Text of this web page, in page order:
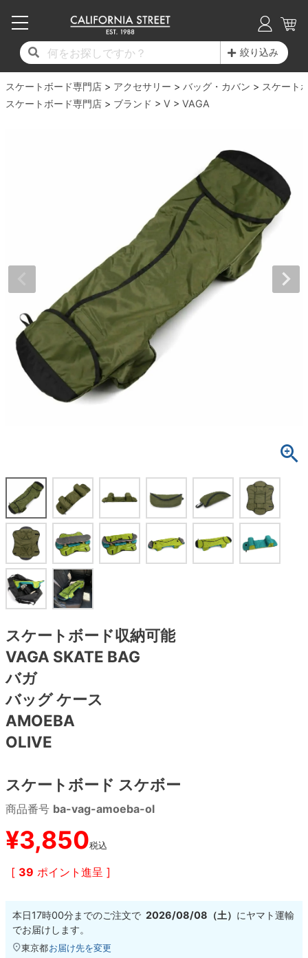
絞り込み
スケートボード専門店 アクセサリー バッグ・カバン
スケート
スケートボード専門店
ブランド V VAGA
スケートボード収納可能
VAGA SKATE BAG
バガ
バッグ ケース
AMOEBA
OLIVE
スケートボード スケボー
商品番号 ba-vag-amoeba-ol
¥3,850税込
[ 39 ポイント進呈 ]
本日17時00分までのご注文で 2026/08/08（土） にヤマト運輸
でお届けします。
東京都お届け先を変更
17時までのご注文は当日発送！
11,000円以上で送料無料！
毎月1日はポイント5倍！10日と20日は3倍！
17時までのご注文は当日発送！
11,000円以上で送料無料！
毎月1日はポイント5倍！10日と20日は3倍！
子供用デッキ
7.0inch以下
7.7inch
7.9inch
8.0inch
8.4inch
8.5inch
8.6inch
8.7inch
8.8inch
8.9inch
9.0inch以上
高性能デッキ
17時までのご注文は当日発送！
11,000円以上で送料無料！
毎月1日はポイント5倍！10日と20日は3倍！
トラックブランド一覧（全てのトラック）
7.0inch以下
7.2inch
7.8inch
8.0inch
8.1inch
8.5inch
8.6inch
8.7inch
8.8inch
8.9inch
9.0inch以上
17時までのご注文は当日発送！
11,000円以上で送料無料！
毎月1日はポイント5倍！10日と20日は3倍！
ウィールブランド一覧（全てのウィール）
50mm
51mm
56mm
58mm
59mm
64mm
65mm
70mm
72mm
75mm
110mm
スピットファイヤー F4（フォーミュラフォ
ボーンズ XF（エックスフォーミュラ）
ボーンズ STF（エスティーエフ）
パウエルペラルタ DF（ドラゴンフォーミュ
ラ）
ソフトウィール（クルーザー）
デッキテープ
パーツ・その他
足回りセット（トラック・ウィールセット）
練習用アイテム（初心者におすすめ）
スケートケース・バッグ
メディア（雑誌・DVD・CD）
17時までのご注文は当日発送！
11,000円以上で送料無料！
毎月1日はポイント5倍！10日と20日は3倍！
20cm
21cm
24cm
25cm
25.5cm
27.5cm
28cm
28.5cm
29cm
29.5cm
30cm
シューレース・その他
17時までのご注文は当日発送！
11,000円以上で送料無料！
毎月1日はポイント5倍！10日と20日は3倍！
トレーナー・セーター
パンツ
ショーツ
長袖ボタンシャツ
7分袖シャツ・ラグラン
キャップ
ソックス
アンダーウエア
サイズの測り方
17時までのご注文は当日発送！
11,000円以上で送料無料！
毎月1日はポイント5倍！10日と20日は3倍！
17時までのご注文は当日発送！
11,000円以上で送料無料！
毎月1日はポイント5倍！10日と20日は3倍！
スタッフおすすめアイテム
INFO
スケートパーク情報
17時までのご注文は当日発送！
11,000円以上で送料無料！
毎月1日はポイント5倍！10日と20日は3倍！
カリフォルニアストリートの歴史
プライバシーポリシー
特定商取引法に基づく表記